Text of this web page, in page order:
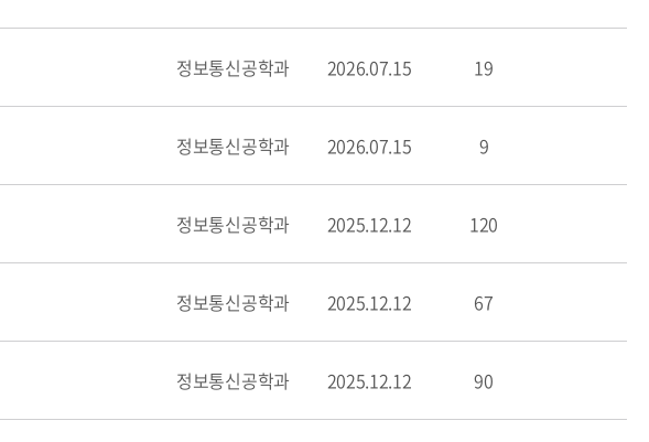
정보통신공학과 2026.07.15 19
정보통신공학과 2026.07.15 9
정보통신공학과 2025.12.12 120
정보통신공학과 2025.12.12 67
정보통신공학과 2025.12.12 90